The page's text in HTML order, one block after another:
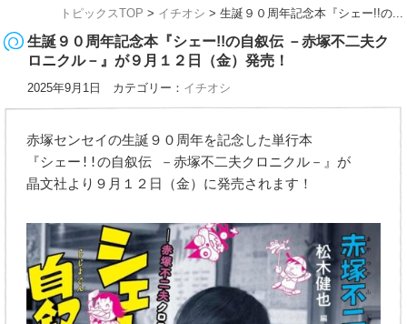
トピックスTOP > イチオシ > 生誕９０周年記念本『シェー!!の...
生誕９０周年記念本『シェー!!の自叙伝 －赤塚不二夫ク
ロニクル－』が９月１２日（金）発売！
2025年9月1日 カテゴリー： イチオシ
赤塚センセイの生誕９０周年を記念した単行本
『シェー!!の自叙伝 －赤塚不二夫クロニクル－』が
晶文社より９月１２日（金）に発売されます！